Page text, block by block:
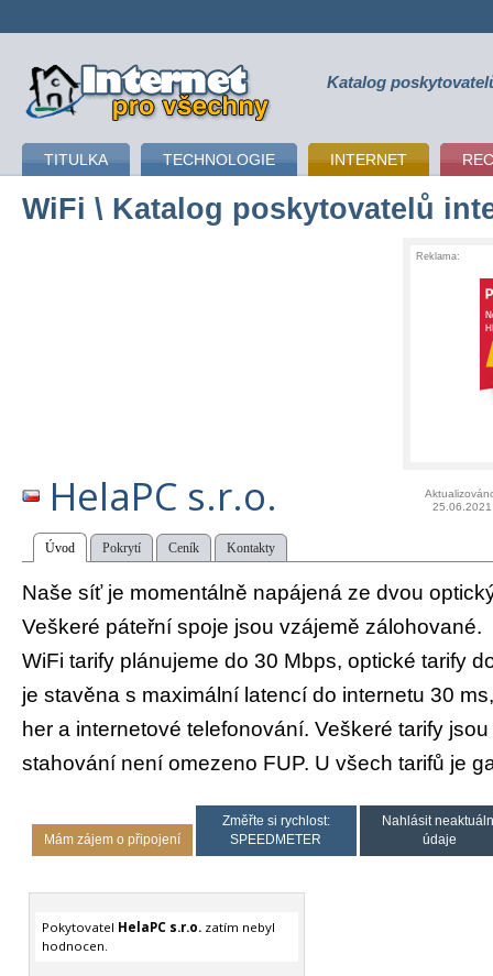
připojení k internetu Katalog
TITULKA TECHNOLOGIE INTERNET
WiFi \ Katalog poskytovatelů
Reklama:
HelaPC s.r.o.
25.06.2021
Úvod Pokrytí Ceník Kontakty
Naše síť je momentálně napájená ze dvou
Veškeré páteřní spoje jsou vzájemě zálohované.
WiFi tarify plánujeme do 30 Mbps, optické tarify
je stavěna s maximální latencí do internetu 30
her a internetové telefonování. Veškeré tarify
stahování není omezeno FUP. U všech tarifů je
Mám zájem o připojení
Změřte si rychlost:
SPEEDMETER
Nahlásit
údaje
Pokytovatel HelaPC s.r.o.zatím nebyl
hodnocen.